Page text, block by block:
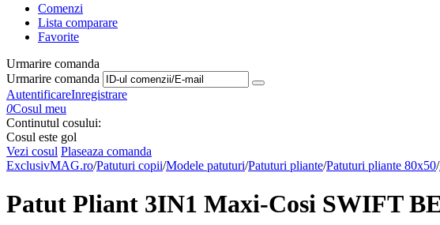
Comenzi
Lista comparare
Favorite
Urmarire comanda
Urmarire comanda
AutentificareInregistrare
0Cosul meu
Continutul cosului:
Cosul este gol
Vezi cosul Plaseaza comanda
ExclusivMAG.ro/Patuturi copii/Modele patuturi/Patuturi pliante/Patuturi pliante 80x50/
Patut Pliant 3IN1 Maxi-Cosi SWIFT